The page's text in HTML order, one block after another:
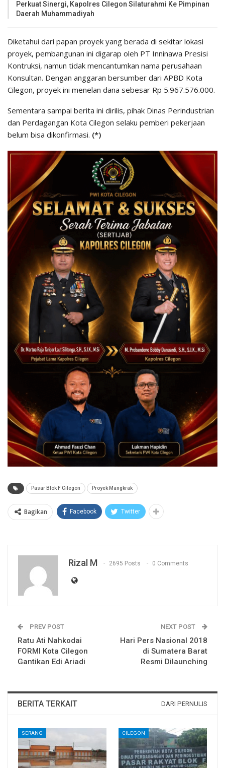
Perkuat Sinergi, Kapolres Cilegon Silaturahmi Ke Pimpinan
Daerah Muhammadiyah
Diketahui dari papan proyek yang berada di sekitar lokasi
proyek, pembangunan ini digarap oleh PT Inninawa Presisi
Kontruksi, namun tidak mencantumkan nama perusahaan
Konsultan. Dengan anggaran bersumber dari APBD Kota
Cilegon, proyek ini menelan dana sebesar Rp 5.967.576.000.
Sementara sampai berita ini dirilis, pihak Dinas Perindustrian
dan Perdagangan Kota Cilegon selaku pemberi pekerjaan
belum bisa dikonfirmasi. (*)
Pasar Blok F Cilegon Proyek Mangkrak
Bagikan Facebook Twitter
Rizal M 2695 Posts 0 Comments
PREV POST
Ratu Ati Nahkodai
FORMI Kota Cilegon
Gantikan Edi Ariadi
NEXT POST
Hari Pers Nasional 2018
di Sumatera Barat
Resmi Dilaunching
BERITA TERKAIT DARI PERNULIS
SERANG CILEGON